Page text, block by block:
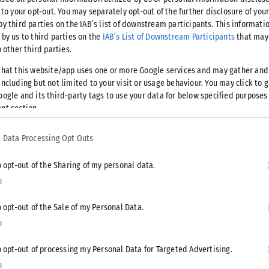
your opt-out. You may separately opt-out of the further disclosure of
third parties on the IAB’s list of downstream participants. This
by us to third parties on the IAB’s List of Downstream Participantsthat
other third parties.
this website/app uses one or more Google services and may gather
but not limited to your visit or usage behaviour. You may click to
and its third-party tags to use your data for below specified
section.
Data Processing Opt Outs
opt-out of the Sharing of my personal data.
opt-out of the Sale of my Personal Data.
opt-out of processing my Personal Data for Targeted Advertising.
αστυνομικοί Υπηρεσιών της
με σκοπό τον εντοπισμό
σε περιπτώσεις διακίνησης και
ώρες της 13-10-2024 έως και πρώτες πρωινές
Ασφάλειας και Άμεσης Δράσης Θεσσαλονίκης συνέλαβαν,
άτομα, σε βάρος των οποίων σχηματίσθηκαν δικογραφίες
κατασχέθηκαν ποσότητες κάνναβης, ηρωίνης,
από αστυνομικούς του Τμήματος Πρόληψης και
καθώς στην κατοχή του βρέθηκε και κατασχέθηκε μία
σε βάρος τους, οδηγήθηκαν στις αρμόδιες δικαστικές